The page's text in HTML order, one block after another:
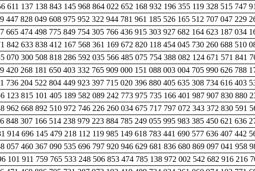
611 137 138 843 145 968 864 022 652 168 932 196 355 119 328 515
828 049 608 975 952 322 944 781 961 185 526 165 512 707 047
474 498 775 849 754 305 766 436 915 303 927 682 164 623 187
842 633 838 412 167 568 361 169 672 820 118 454 045 730 260 688
070 300 508 818 286 592 035 566 485 075 754 388 082 124 671 571
268 181 650 403 332 765 909 000 151 088 003 004 705 990 626
204 522 804 449 923 397 715 020 396 880 405 635 308 734 616
815 101 405 189 582 089 242 773 975 735 166 401 987 907 830
668 892 510 972 746 226 260 034 675 717 797 072 343 372 830
307 166 514 238 979 223 884 785 249 055 995 983 385 450 621
696 145 479 218 112 119 985 149 618 783 441 690 577 636 407
460 367 090 535 696 797 920 946 629 681 836 680 869 097 041
911 759 765 533 248 506 853 474 785 138 972 002 542 682 916